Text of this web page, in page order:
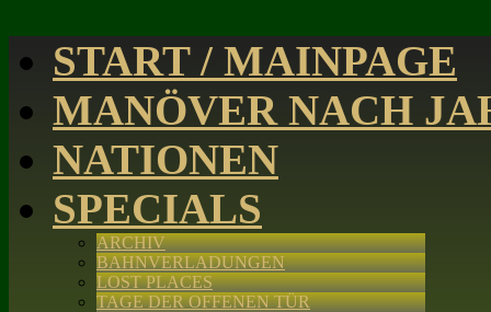
START / MAINPAGE
MANÖVER NACH
NATIONEN
SPECIALS
ARCHIV
BAHNVERLADUNGEN
LOST PLACES
TAGE DER OFFENEN TÜR